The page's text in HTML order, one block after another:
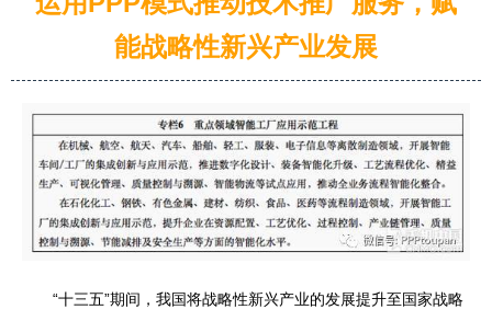
能战略性新兴产业发展
“十三五”期间，我国将战略性新兴产业的发展提升至国家战略